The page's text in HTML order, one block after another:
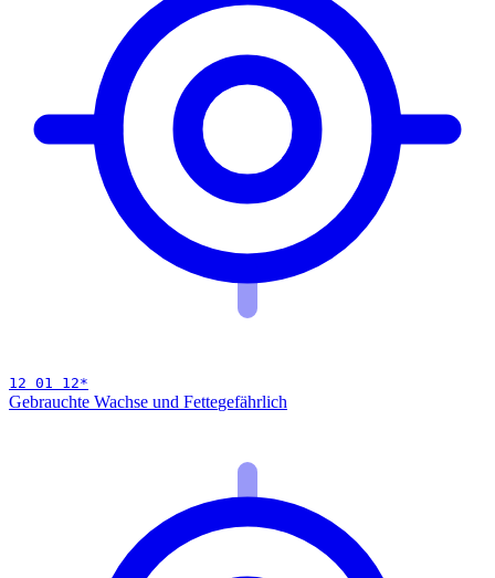
12 01 12*
Gebrauchte Wachse und Fettegefährlich